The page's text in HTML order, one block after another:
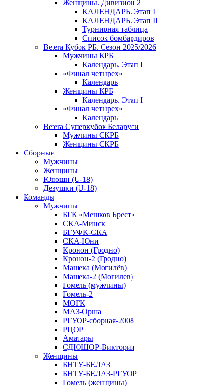
Женщины. Дивизион 2
КАЛЕНДАРЬ. Этап I
КАЛЕНДАРЬ. Этап II
Турнирная таблица
Список бомбардиров
Betera Кубок РБ. Сезон 2025/2026
Мужчины КРБ
Календарь. Этап I
«Финал четырех»
Календарь
Женщины КРБ
Календарь. Этап I
«Финал четырех»
Календарь
Betera Суперкубок Беларуси
Мужчины СКРБ
Женщины СКРБ
Сборные
Мужчины
Женщины
Юноши (U-18)
Девушки (U-18)
Команды
Мужчины
БГК «Мешков Брест»
СКА-Минск
БГУФК-СКА
СКА-Юни
Кронон (Гродно)
Кронон-2 (Гродно)
Машека (Могилёв)
Машека-2 (Могилев)
Гомель (мужчины)
Гомель-2
МОГК
МАЗ-Орша
РГУОР-сборная-2008
РЦОР
Аматары
СДЮШОР-Виктория
Женщины
БНТУ-БЕЛАЗ
БНТУ-БЕЛАЗ-РГУОР
Гомель (женщины)